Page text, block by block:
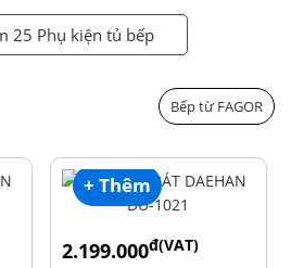
25 Phụ kiện tủ bếp
Bếp từ FAGOR
+ Thêm
2.199.000đ(VAT)